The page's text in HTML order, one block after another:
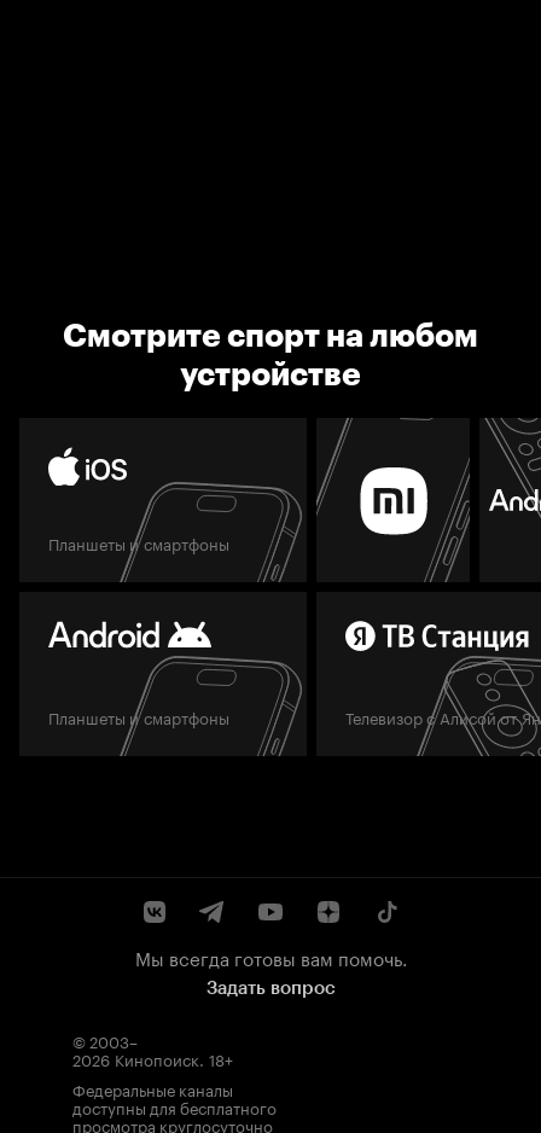
Смотрите спорт на любом
устройстве
Планшеты и смартфоны
Планшеты и смартфоны Телевизор с Алисой от
Мы всегда готовы вам помочь.
Задать вопрос
© 2003–
2026 Кинопоиск. 18+
Федеральные каналы
доступны для бесплатного
просмотра круглосуточно